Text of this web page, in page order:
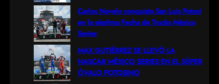
Carlos Novelo conquista San Luis Potosí
en la séptima Fecha de Trucks México
Series
MAX GUTIÉRREZ SE LLEVÓ LA
NASCAR MÉXICO SERIES EN EL SÚPER
ÓVALO POTOSINO